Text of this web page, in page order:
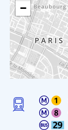
−